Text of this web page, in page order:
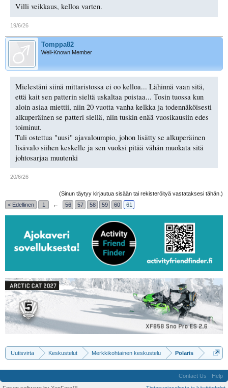
Villi veikkaus, kelloa varten.
19/6/26
Tomppa82
Well-Known Member
Mielestäni siinä mittaristossa ei oo kelloa... Lähinnä vaan sitä,
että kait sen patterin sieltä uskaltaa poistaa... Tosin tuossa kun
aloin asiaa miettii, niin 20 vuotta vanha kelkka ja todennäköisesti
alkuperäinen se patteri siellä, niin tuskin enää vuosikausiin edes
toiminut.
Tuli ostettua "uusi" ajavaloumpio, johon lisätty se alkuperäinen
lisävalo siihen keskelle ja sen vuoksi pitää vähän muokata sitä
johtosarjaa muutenki
20/6/26
(Sinun täytyy kirjautua sisään tai rekisteröityä vastataksesi tähän.)
< Edellinen
1 ← 56 57 58 59 60 61
Uutisvirta Keskustelut Merkkikohtainen keskustelu Polaris
Contact Us
Help